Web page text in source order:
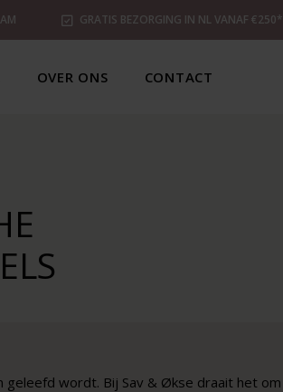
GRATIS BEZORGING IN NL VANAF €250*
OVER ONS CONTACT
wordt. Bij Sav & Økse draait het om